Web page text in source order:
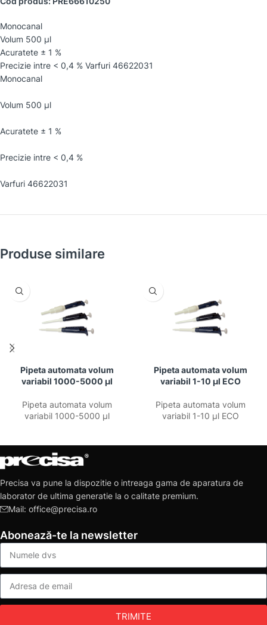
Monocanal
Volum 500 µl
Acuratete ± 1 %
Precizie intre < 0,4 % Varfuri 46622031
Monocanal
Volum 500 µl
Acuratete ± 1 %
Precizie intre < 0,4 %
Varfuri 46622031
Produse similare
Pipeta automata volum
variabil 1000-5000 µl
Pipeta automata volum
variabil 1000-5000 µl
Pipeta automata volum
variabil 1-10 µl ECO
Pipeta automata volum
variabil 1-10 µl ECO
Precisa va pune la dispozitie o intreaga gama de aparatura de
laborator de ultima generatie la o calitate premium.
Mail: office@precisa.ro
Abonează-te la newsletter
TRIMITE